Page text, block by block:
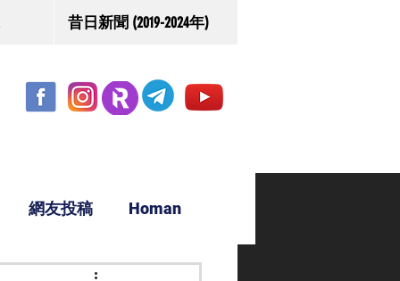
昔日新聞 (2019-2024年)
網友投稿 Homan